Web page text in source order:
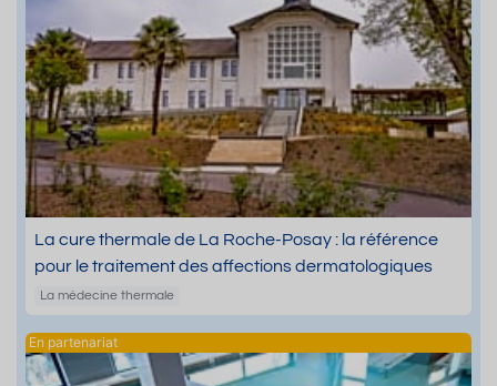
La cure thermale de La Roche-Posay : la référence
pour le traitement des affections dermatologiques
La médecine thermale